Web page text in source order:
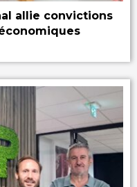
allie convictions